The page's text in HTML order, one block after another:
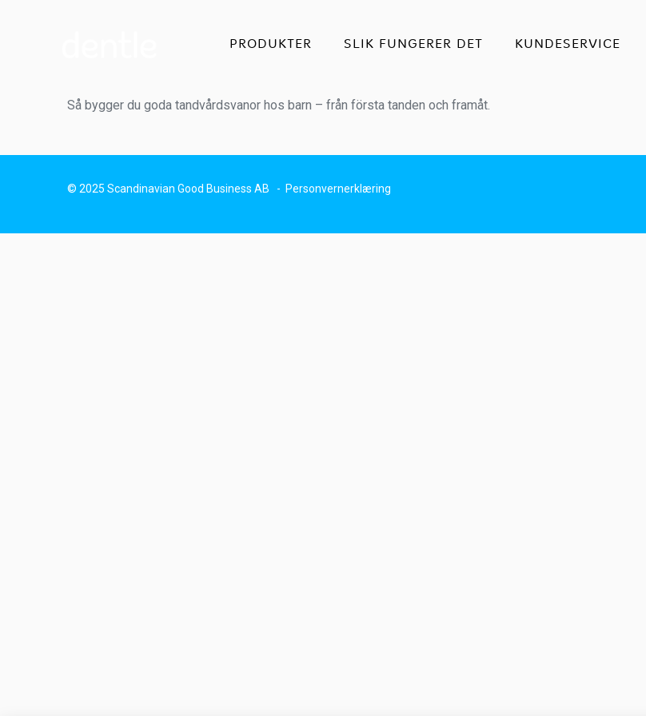
PRODUKTER SLIK FUNGERER DET KUNDESERVICE
Så bygger du goda tandvårdsvanor hos barn – från första tanden och framåt.
© 2025 Scandinavian Good Business AB - Personvernerklæring